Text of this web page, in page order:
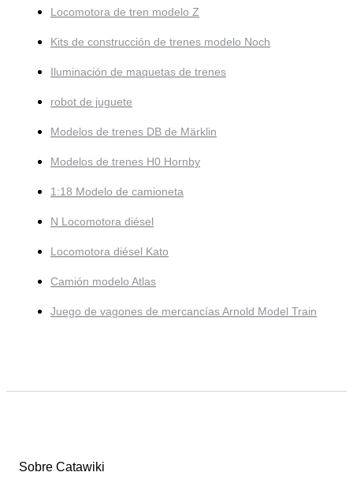
Locomotora de tren modelo Z
Kits de construcción de trenes modelo Noch
Iluminación de maquetas de trenes
robot de juguete
Modelos de trenes DB de Märklin
Modelos de trenes H0 Hornby
1:18 Modelo de camioneta
N Locomotora diésel
Locomotora diésel Kato
Camión modelo Atlas
Juego de vagones de mercancías Arnold Model Train
Sobre Catawiki